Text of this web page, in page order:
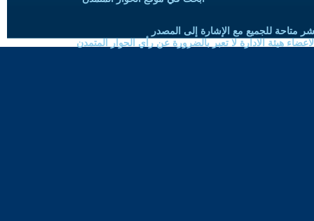
متاحة للجميع مع الإشارة إلى المصدر
هيئة الادارة لا تعبر بالضرورة عن رأي الحوار المتمدن